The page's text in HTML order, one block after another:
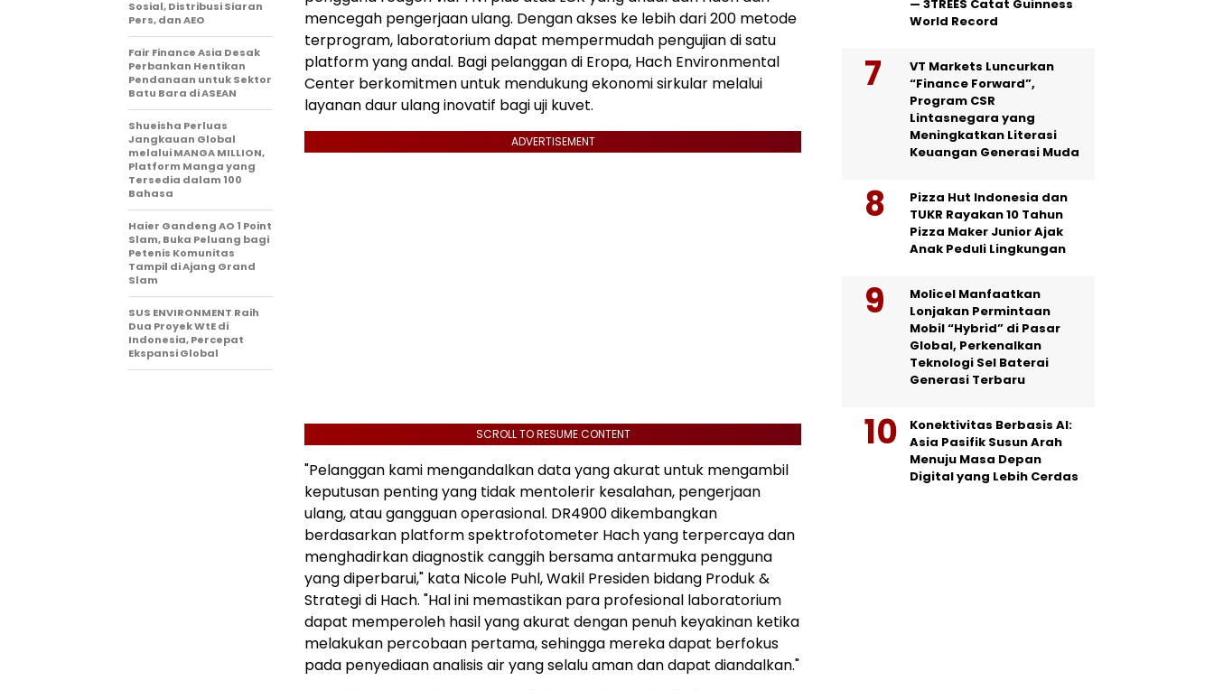
mencegah pengerjaan ulang. Dengan akses ke lebih dari 200 metode
terprogram, laboratorium dapat mempermudah pengujian di satu
platform yang andal. Bagi pelanggan di Eropa, Hach Environmental
Center berkomitmen untuk mendukung ekonomi sirkular melalui
layanan daur ulang inovatif bagi uji kuvet.
ADVERTISEMENT
SCROLL TO RESUME CONTENT
"Pelanggan kami mengandalkan data yang akurat untuk mengambil
keputusan penting yang tidak mentolerir kesalahan, pengerjaan
ulang, atau gangguan operasional. DR4900 dikembangkan
berdasarkan platform spektrofotometer Hach yang terpercaya dan
menghadirkan diagnostik canggih bersama antarmuka pengguna
yang diperbarui," kata Nicole Puhl, Wakil Presiden bidang Produk &
Strategi di Hach. "Hal ini memastikan para profesional laboratorium
dapat memperoleh hasil yang akurat dengan penuh keyakinan ketika
melakukan percobaan pertama, sehingga mereka dapat berfokus
pada penyediaan analisis air yang selalu aman dan dapat diandalkan."
Sosial, Distribusi Siaran
Pers, dan AEO
Fair Finance Asia Desak
Perbankan Hentikan
Pendanaan untuk Sektor
Batu Bara di ASEAN
Shueisha Perluas
Jangkauan Global
melalui MANGA MILLION,
Platform Manga yang
Tersedia dalam 100
Bahasa
Haier Gandeng AO 1 Point
Slam, Buka Peluang bagi
Petenis Komunitas
Tampil di Ajang Grand
Slam
SUS ENVIRONMENT Raih
Dua Proyek WtE di
Indonesia, Percepat
Ekspansi Global
— 3TREES Catat Guinness
World Record
VT Markets Luncurkan
“Finance Forward”,
Program CSR
Lintasnegara yang
Meningkatkan Literasi
Keuangan Generasi Muda
Pizza Hut Indonesia dan
TUKR Rayakan 10 Tahun
Pizza Maker Junior Ajak
Anak Peduli Lingkungan
Molicel Manfaatkan
Lonjakan Permintaan
Mobil “Hybrid” di Pasar
Global, Perkenalkan
Teknologi Sel Baterai
Generasi Terbaru
Konektivitas Berbasis AI:
Asia Pasifik Susun Arah
Menuju Masa Depan
Digital yang Lebih Cerdas